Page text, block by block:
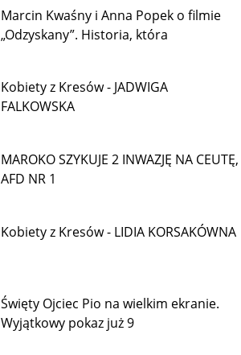
Marcin Kwaśny i Anna Popek o filmie
„Odzyskany”. Historia, która
Kobiety z Kresów - JADWIGA
FALKOWSKA
MAROKO SZYKUJE 2 INWAZJĘ NA CEUTĘ,
AFD NR 1
Kobiety z Kresów - LIDIA KORSAKÓWNA
Święty Ojciec Pio na wielkim ekranie.
Wyjątkowy pokaz już 9